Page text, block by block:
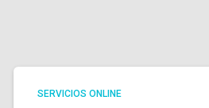
SERVICIOS ONLINE